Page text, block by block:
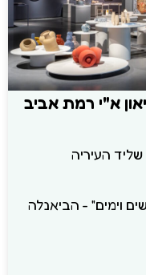
א"י רמת אביב
העיריה
וימים" - הביאנלה